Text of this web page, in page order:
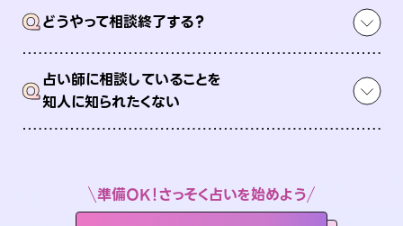
Qどうやって相談終了する？
Q占い師に相談していることを
知人に知られたくない
準備OK！さっそく占いを始めよう